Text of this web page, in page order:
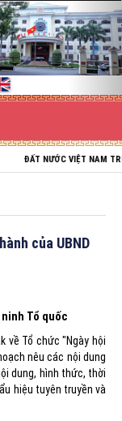
VIỆT NAM TRƯỜNG
của UBND
ninh Tổ quốc
về Tổ chức "Ngày hội
nêu các nội dung
dung, hình thức, thời
hiệu tuyên truyền và